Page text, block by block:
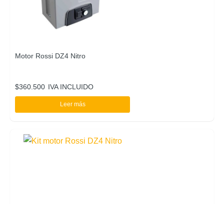
Motor Rossi DZ4 Nitro
$360.500 IVA INCLUIDO
Leer más